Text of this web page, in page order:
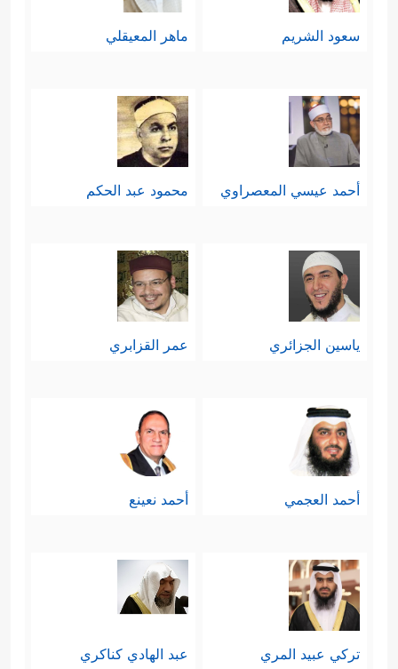
سعود الشريم ماهر المعيقلي
أحمد عيسي المعصراوي محمود عبد الحكم
ياسين الجزائري عمر القزابري
أحمد العجمي أحمد نعينع
تركي عبيد المري عبد الهادي كناكري